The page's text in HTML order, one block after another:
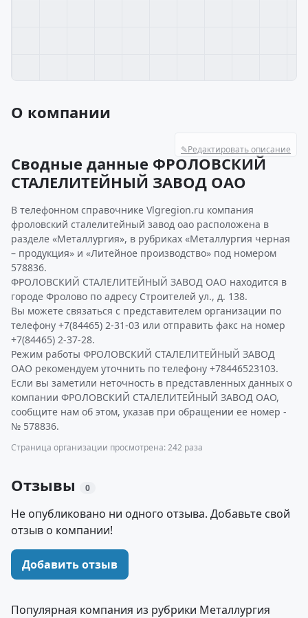
О компании
✎Редактировать описание
Сводные данные ФРОЛОВСКИЙ
СТАЛЕЛИТЕЙНЫЙ ЗАВОД ОАО
В телефонном справочнике Vlgregion.ru компания
фроловский сталелитейный завод оао расположена в
разделе «Металлургия», в рубриках «Металлургия черная
– продукция» и «Литейное производство» под номером
578836.
ФРОЛОВСКИЙ СТАЛЕЛИТЕЙНЫЙ ЗАВОД ОАО находится в
городе Фролово по адресу Строителей ул., д. 138.
Вы можете связаться с представителем организации по
телефону +7(84465) 2-31-03 или отправить факс на номер
+7(84465) 2-37-28.
Режим работы ФРОЛОВСКИЙ СТАЛЕЛИТЕЙНЫЙ ЗАВОД
ОАО рекомендуем уточнить по телефону +78446523103.
Если вы заметили неточность в представленных данных о
компании ФРОЛОВСКИЙ СТАЛЕЛИТЕЙНЫЙ ЗАВОД ОАО,
сообщите нам об этом, указав при обращении ее номер -
№ 578836.
Страница организации просмотрена: 242 раза
Отзывы 0
Не опубликовано ни одного отзыва. Добавьте свой
отзыв о компании!
Добавить отзыв
Популярная компания из рубрики Металлургия